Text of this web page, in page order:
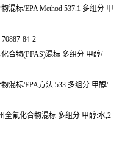
混标/EPA Method 537.1 多组分 甲
84-2
合物(PFAS)混标 多组分 甲醇/
混标/EPA方法 533 多组分 甲醇/
全氟化合物混标 多组分 甲醇:水,2